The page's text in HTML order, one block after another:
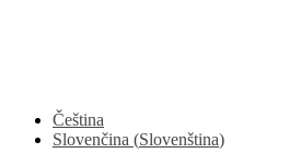
Čeština
Slovenčina (Slovenština)